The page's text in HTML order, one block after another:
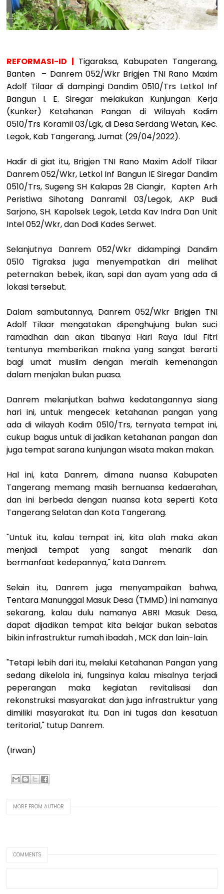
REFORMASI-ID | Tigaraksa, Kabupaten Tangerang,
Banten – Danrem 052/Wkr Brigjen TNI Rano Maxim
Adolf Tilaar di dampingi Dandim 0510/Trs Letkol Inf
Bangun I. E. Siregar melakukan Kunjungan Kerja
(Kunker) Ketahanan Pangan di Wilayah Kodim
0510/Trs Koramil 03/Lgk, di Desa Serdang Wetan, Kec.
Legok, Kab Tangerang, Jumat (29/04/2022).
Hadir di giat itu, Brigjen TNI Rano Maxim Adolf Tilaar
Danrem 052/Wkr, Letkol Inf Bangun IE Siregar Dandim
0510/Trs, Sugeng SH Kalapas 2B Ciangir, Kapten Arh
Peristiwa Sihotang Danramil 03/Legok, AKP Budi
Sarjono, SH. Kapolsek Legok, Letda Kav Indra Dan Unit
Intel 052/Wkr, dan Dodi Kades Serwet.
Selanjutnya Danrem 052/Wkr didampingi Dandim
0510 Tigraksa juga menyempatkan diri melihat
peternakan bebek, ikan, sapi dan ayam yang ada di
lokasi tersebut.
Dalam sambutannya, Danrem 052/Wkr Brigjen TNI
Adolf Tilaar mengatakan dipenghujung bulan suci
ramadhan dan akan tibanya Hari Raya Idul Fitri
tentunya memberikan makna yang sangat berarti
bagi umat muslim dengan meraih kemenangan
dalam menjalan bulan puasa.
Danrem melanjutkan bahwa kedatangannya siang
hari ini, untuk mengecek ketahanan pangan yang
ada di wilayah Kodim 0510/Trs, ternyata tempat ini,
cukup bagus untuk di jadikan ketahanan pangan dan
juga tempat sarana kunjungan wisata makan makan.
Hal ini, kata Danrem, dimana nuansa Kabupaten
Tangerang memang masih bernuansa kedaerahan,
dan ini berbeda dengan nuansa kota seperti Kota
Tangerang Selatan dan Kota Tangerang.
"Untuk itu, kalau tempat ini, kita olah maka akan
menjadi tempat yang sangat menarik dan
bermanfaat kedepannya," kata Danrem.
Selain itu, Danrem juga menyampaikan bahwa,
Tentara Manunggal Masuk Desa (TMMD) ini namanya
sekarang, kalau dulu namanya ABRI Masuk Desa,
dapat dijadikan tempat kita belajar bukan sebatas
bikin infrastruktur rumah ibadah , MCK dan lain-lain.
"Tetapi lebih dari itu, melalui Ketahanan Pangan yang
sedang dikelola ini, fungsinya kalau misalnya terjadi
peperangan maka kegiatan revitalisasi dan
rekonstruksi masyarakat dan juga infrastruktur yang
dimiliki masyarakat itu. Dan ini tugas dan kesatuan
teritorial," tutup Danrem.
(Irwan)
MORE FROM AUTHOR
COMMENTS